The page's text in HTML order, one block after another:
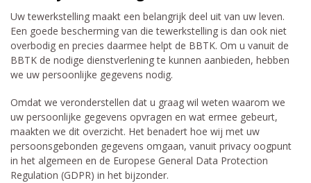
Uw tewerkstelling maakt een belangrijk deel uit van uw leven.
Een goede bescherming van die tewerkstelling is dan ook niet
overbodig en precies daarmee helpt de BBTK. Om u vanuit de
BBTK de nodige dienstverlening te kunnen aanbieden, hebben
we uw persoonlijke gegevens nodig.
Omdat we veronderstellen dat u graag wil weten waarom we
uw persoonlijke gegevens opvragen en wat ermee gebeurt,
maakten we dit overzicht. Het benadert hoe wij met uw
persoonsgebonden gegevens omgaan, vanuit privacy oogpunt
in het algemeen en de Europese General Data Protection
Regulation (GDPR) in het bijzonder.